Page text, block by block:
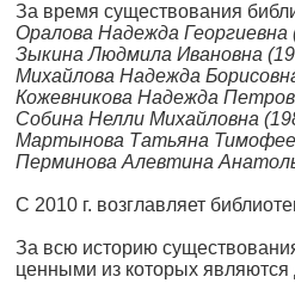
За время существования
Оралова Надежда Георгиевна
Зыкина Людмила Ивановна
Михайлова Надежда
Кожевникова Надежда
Собина Нелли Михайловна
Мартынова Татьяна
Перминова Алевтина
С 2010 г. возглавляет
За всю историю
ценными из которых